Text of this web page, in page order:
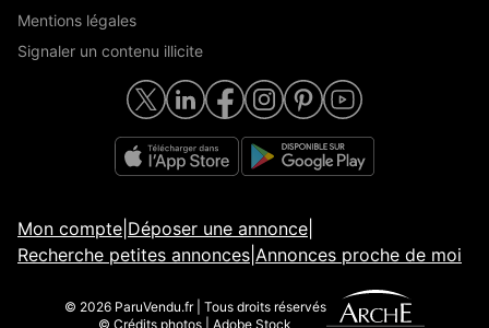
Mentions légales
Signaler un contenu illicite
Mon compte Déposer une annonce
Recherche petites annonces Annonces proche de moi
© 2026 ParuVendu.fr | Tous droits réservés
© Crédits photos | Adobe Stock